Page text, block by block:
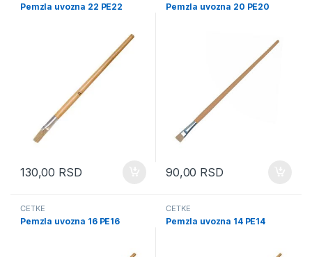
Pemzla uvozna 22 PE22
130,00 RSD
Pemzla uvozna 20 PE20
90,00 RSD
ČETKE
Pemzla uvozna 16 PE16
ČETKE
Pemzla uvozna 14 PE14